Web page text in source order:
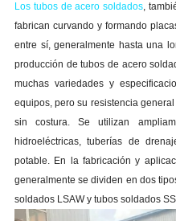
Los tubos de acero soldados,
fabrican curvando y formando
entre sí, generalmente hasta una
producción de tubos de acero
muchas variedades y
equipos, pero su resistencia
sin costura. Se utilizan
hidroeléctricas, tuberías de
potable. En la fabricación y
generalmente se dividen en dos
soldados LSAW y tubos soldados